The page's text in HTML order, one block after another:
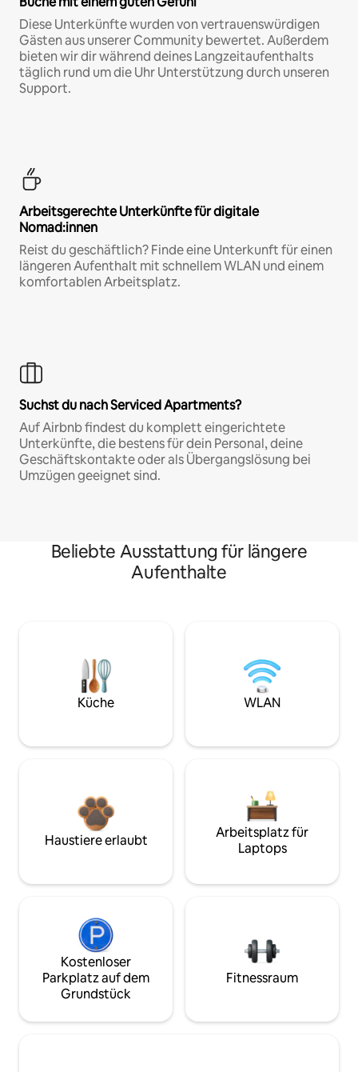
Diese Unterkünfte wurden von vertrauenswürdigen
Gästen aus unserer Community bewertet. Außerdem
bieten wir dir während deines Langzeitaufenthalts
täglich rund um die Uhr Unterstützung durch unseren
Support.
Arbeitsgerechte Unterkünfte für digitale
Nomad:innen
Reist du geschäftlich? Finde eine Unterkunft für einen
längeren Aufenthalt mit schnellem WLAN und einem
komfortablen Arbeitsplatz.
Suchst du nach Serviced Apartments?
Auf Airbnb findest du komplett eingerichtete
Unterkünfte, die bestens für dein Personal, deine
Geschäftskontakte oder als Übergangslösung bei
Umzügen geeignet sind.
Beliebte Ausstattung für längere
Aufenthalte
Küche WLAN
Haustiere erlaubt
Arbeitsplatz für
Laptops
Kostenloser
Parkplatz auf dem
Grundstück
Fitnessraum